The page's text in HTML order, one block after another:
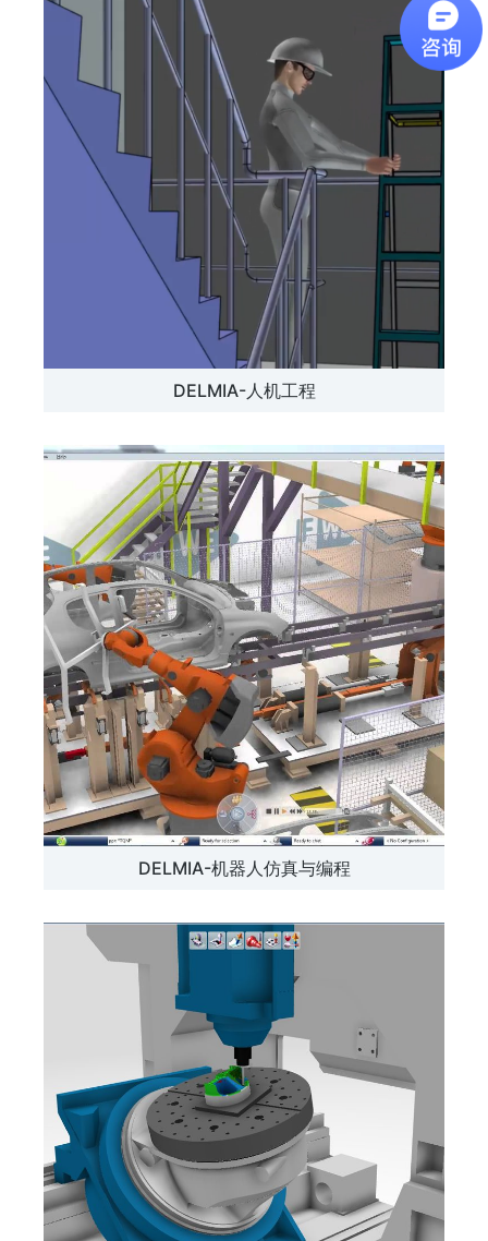
DELMIA-人机工程
DELMIA-机器人仿真与编程